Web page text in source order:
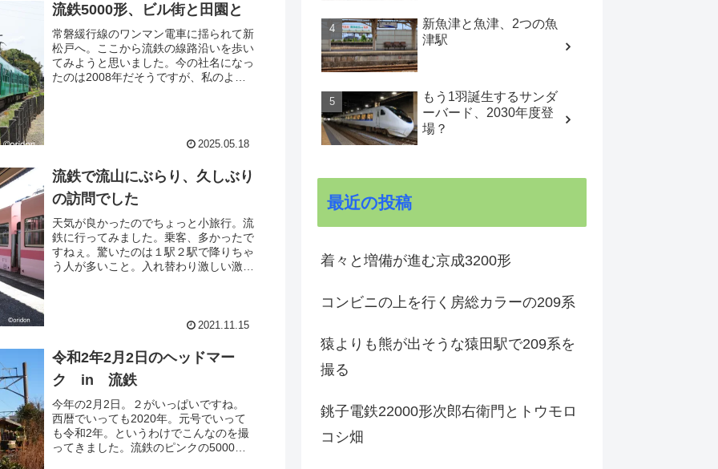
流鉄5000形、ビル街と田園と
常磐緩行線のワンマン電車に揺られて新
松戸へ。ここから流鉄の線路沿いを歩い
てみようと思いました。今の社名になっ
たのは2008年だそうですが、私のよう
2025.05.18
流鉄で流山にぶらり、久しぶり
の訪問でした
天気が良かったのでちょっと小旅行。流
鉄に行ってみました。乗客、多かったで
すねぇ。驚いたのは１駅２駅で降りちゃ
う人が多いこと。入れ替わり激しい激し
なかに興味深かった片道5.7キロの道の
2021.11.15
令和2年2月2日のヘッドマー
ク in 流鉄
今年の2月2日。２がいっぱいですね。
西暦でいっても2020年。元号でいって
も令和2年。というわけでこんなのを撮
ってきました。流鉄のピンクの5000形
新魚津と魚津、2つの魚
津駅
もう1羽誕生するサンダ
ーバード、2030年度登
場？
最近の投稿
着々と増備が進む京成3200形
コンビニの上を行く房総カラーの209系
猿よりも熊が出そうな猿田駅で209系を
撮る
銚子電鉄22000形次郎右衛門とトウモロ
コシ畑